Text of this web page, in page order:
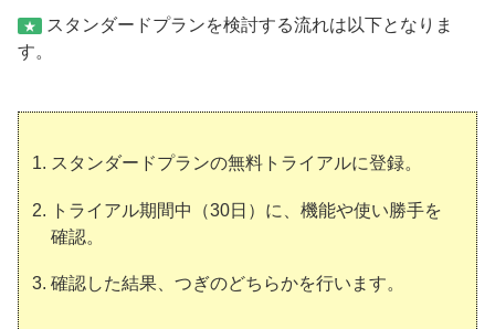
★
スタンダードプランを検討する流れは以下となりま
す。
スタンダードプランの無料トライアルに登録。
トライアル期間中（30日）に、機能や使い勝手を
確認。
確認した結果、つぎのどちらかを行います。